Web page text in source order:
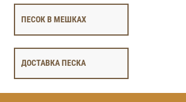
ПЕСОК В МЕШКАХ
ДОСТАВКА ПЕСКА